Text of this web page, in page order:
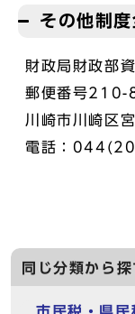
その他制
財政局財政部
郵便番号
川崎市川崎区
電話：
同じ分類から探